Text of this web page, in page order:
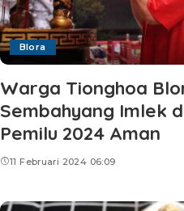
Blora
Warga Tionghoa
Sembahyang Imlek
Pemilu 2024 Aman
11 Februari 2024 06:09